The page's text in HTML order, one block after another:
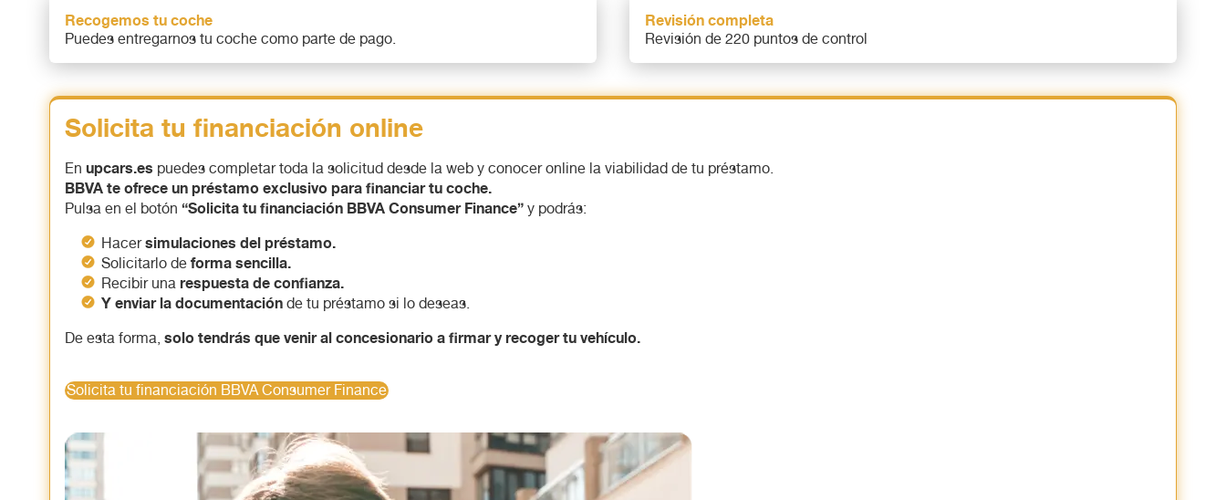
Recogemos tu coche
Puedes entregarnos tu coche como parte de pago.
Revisión completa
Revisión de 220 puntos de control
Solicita tu financiación online
En upcars.es puedes completar toda la solicitud desde la web y conocer online la viabilidad de tu préstamo.
BBVA te ofrece un préstamo exclusivo para financiar tu coche.
Pulsa en el botón “Solicita tu financiación BBVA Consumer Finance”y podrás:
Hacersimulaciones del préstamo.
Solicitarlo de forma sencilla.
Recibir una respuesta de confianza.
Y enviar la documentación de tu préstamo si lo deseas.
De esta forma, solo tendrás que venir al concesionario a firmar y recoger tu vehículo.
Solicita tu financiación BBVA Consumer Finance